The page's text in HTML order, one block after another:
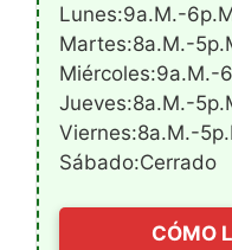
Lunes:9a.m.-
Martes:8a.m.-
Miércoles:9a.m.-
Jueves:8a.m.-
Viernes:8a.m.-
Sábado:Cerrado
CÓMO